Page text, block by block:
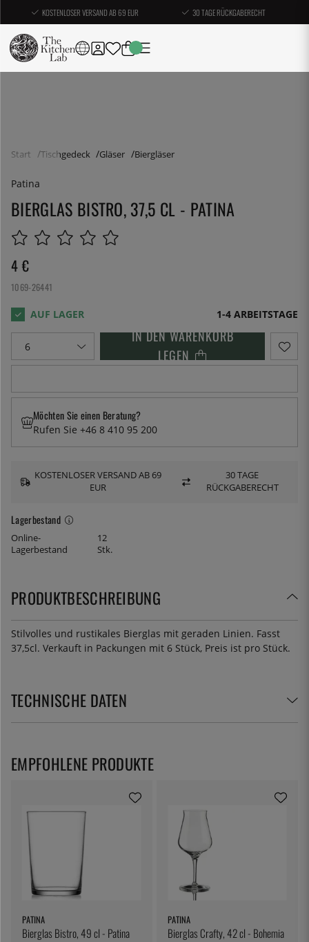
KOSTENLOSER VERSAND AB 69 EUR 30 TAGE RÜCKGABERECHT
Start Tischgedeck Gläser Biergläser
Patina
BIERGLAS BISTRO, 37,5 CL - PATINA
4 €
1069-26441
1-4 ARBEITSTAGE
IN DEN WARENKORB
LEGEN
Lagerbestand
Online-
Lagerbestand
12
Stk.
Möchten Sie einen Beratung?
Rufen Sie +46 8 410 95 200
KOSTENLOSER VERSAND AB 69
EUR
30 TAGE
RÜCKGABERECHT
PRODUKTBESCHREIBUNG
Stilvolles und rustikales Bierglas mit geraden Linien. Fasst
37,5cl. Verkauft in Packungen mit 6 Stück, Preis ist pro Stück.
TECHNISCHE DATEN
PATINA
Bierglas Bistro, 49 cl - Patina
PATINA
Bierglas Crafty, 42 cl - Bohemia
EMPFOHLENE PRODUKTE